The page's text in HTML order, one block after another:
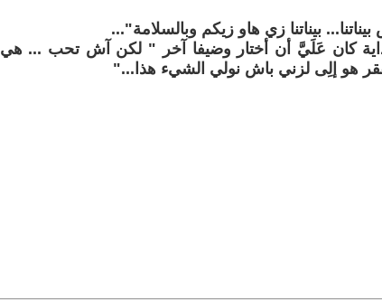
بيناتنا زي هاو زيكم وبالسلامة"...
كان عَلَيَّ أن أختار وضيفا آخر " لكن آش تحب ... هي
هو إلِى لزني باش نولي الشيء هذا..."